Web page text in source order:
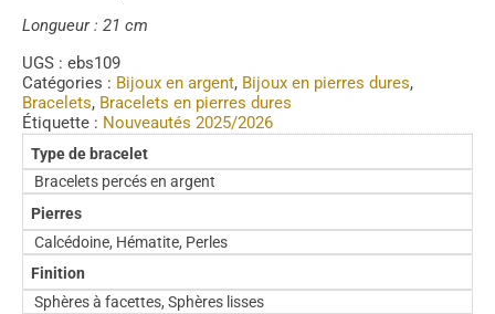
Longueur : 21 cm
UGS : ebs109
Catégories : Bijoux en argent, Bijoux en pierres dures,
Bracelets, Bracelets en pierres dures
Étiquette : Nouveautés 2025/2026
Type de bracelet
Bracelets percés en argent
Pierres
Calcédoine, Hématite, Perles
Finition
Sphères à facettes, Sphères lisses